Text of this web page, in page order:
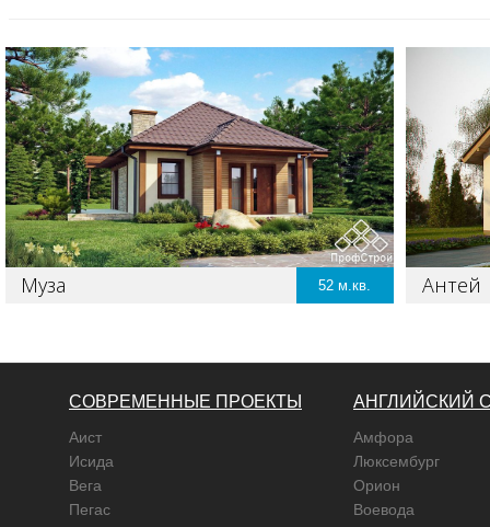
Муза 52 Антей
СОВРЕМЕННЫЕ ПРОЕКТЫ
Аист
Исида
Вега
Пегас
АНГЛИЙСКИЙ
Амфора
Люксембург
Орион
Воевода